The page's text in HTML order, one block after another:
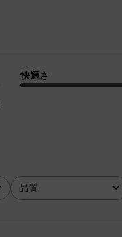
快適さ
品質
全て